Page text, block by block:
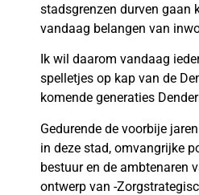
stadsgrenzen durven gaan
vandaag belangen van
Ik wil daarom vandaag
spelletjes op kap van de
komende generaties
Gedurende de voorbije
in deze stad, omvangrijke
bestuur en de ambtenaren
ontwerp van -